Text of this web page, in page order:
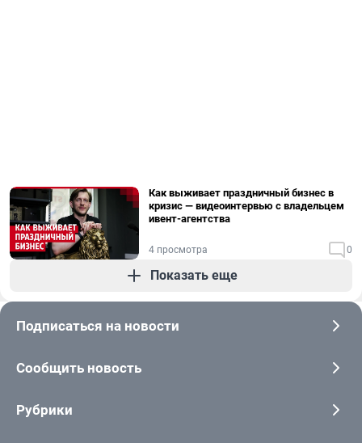
Как выживает праздничный бизнес в
кризис — видеоинтервью с владельцем
ивент-агентства
4 просмотра 0
Показать еще
Подписаться на новости
Сообщить новость
Рубрики